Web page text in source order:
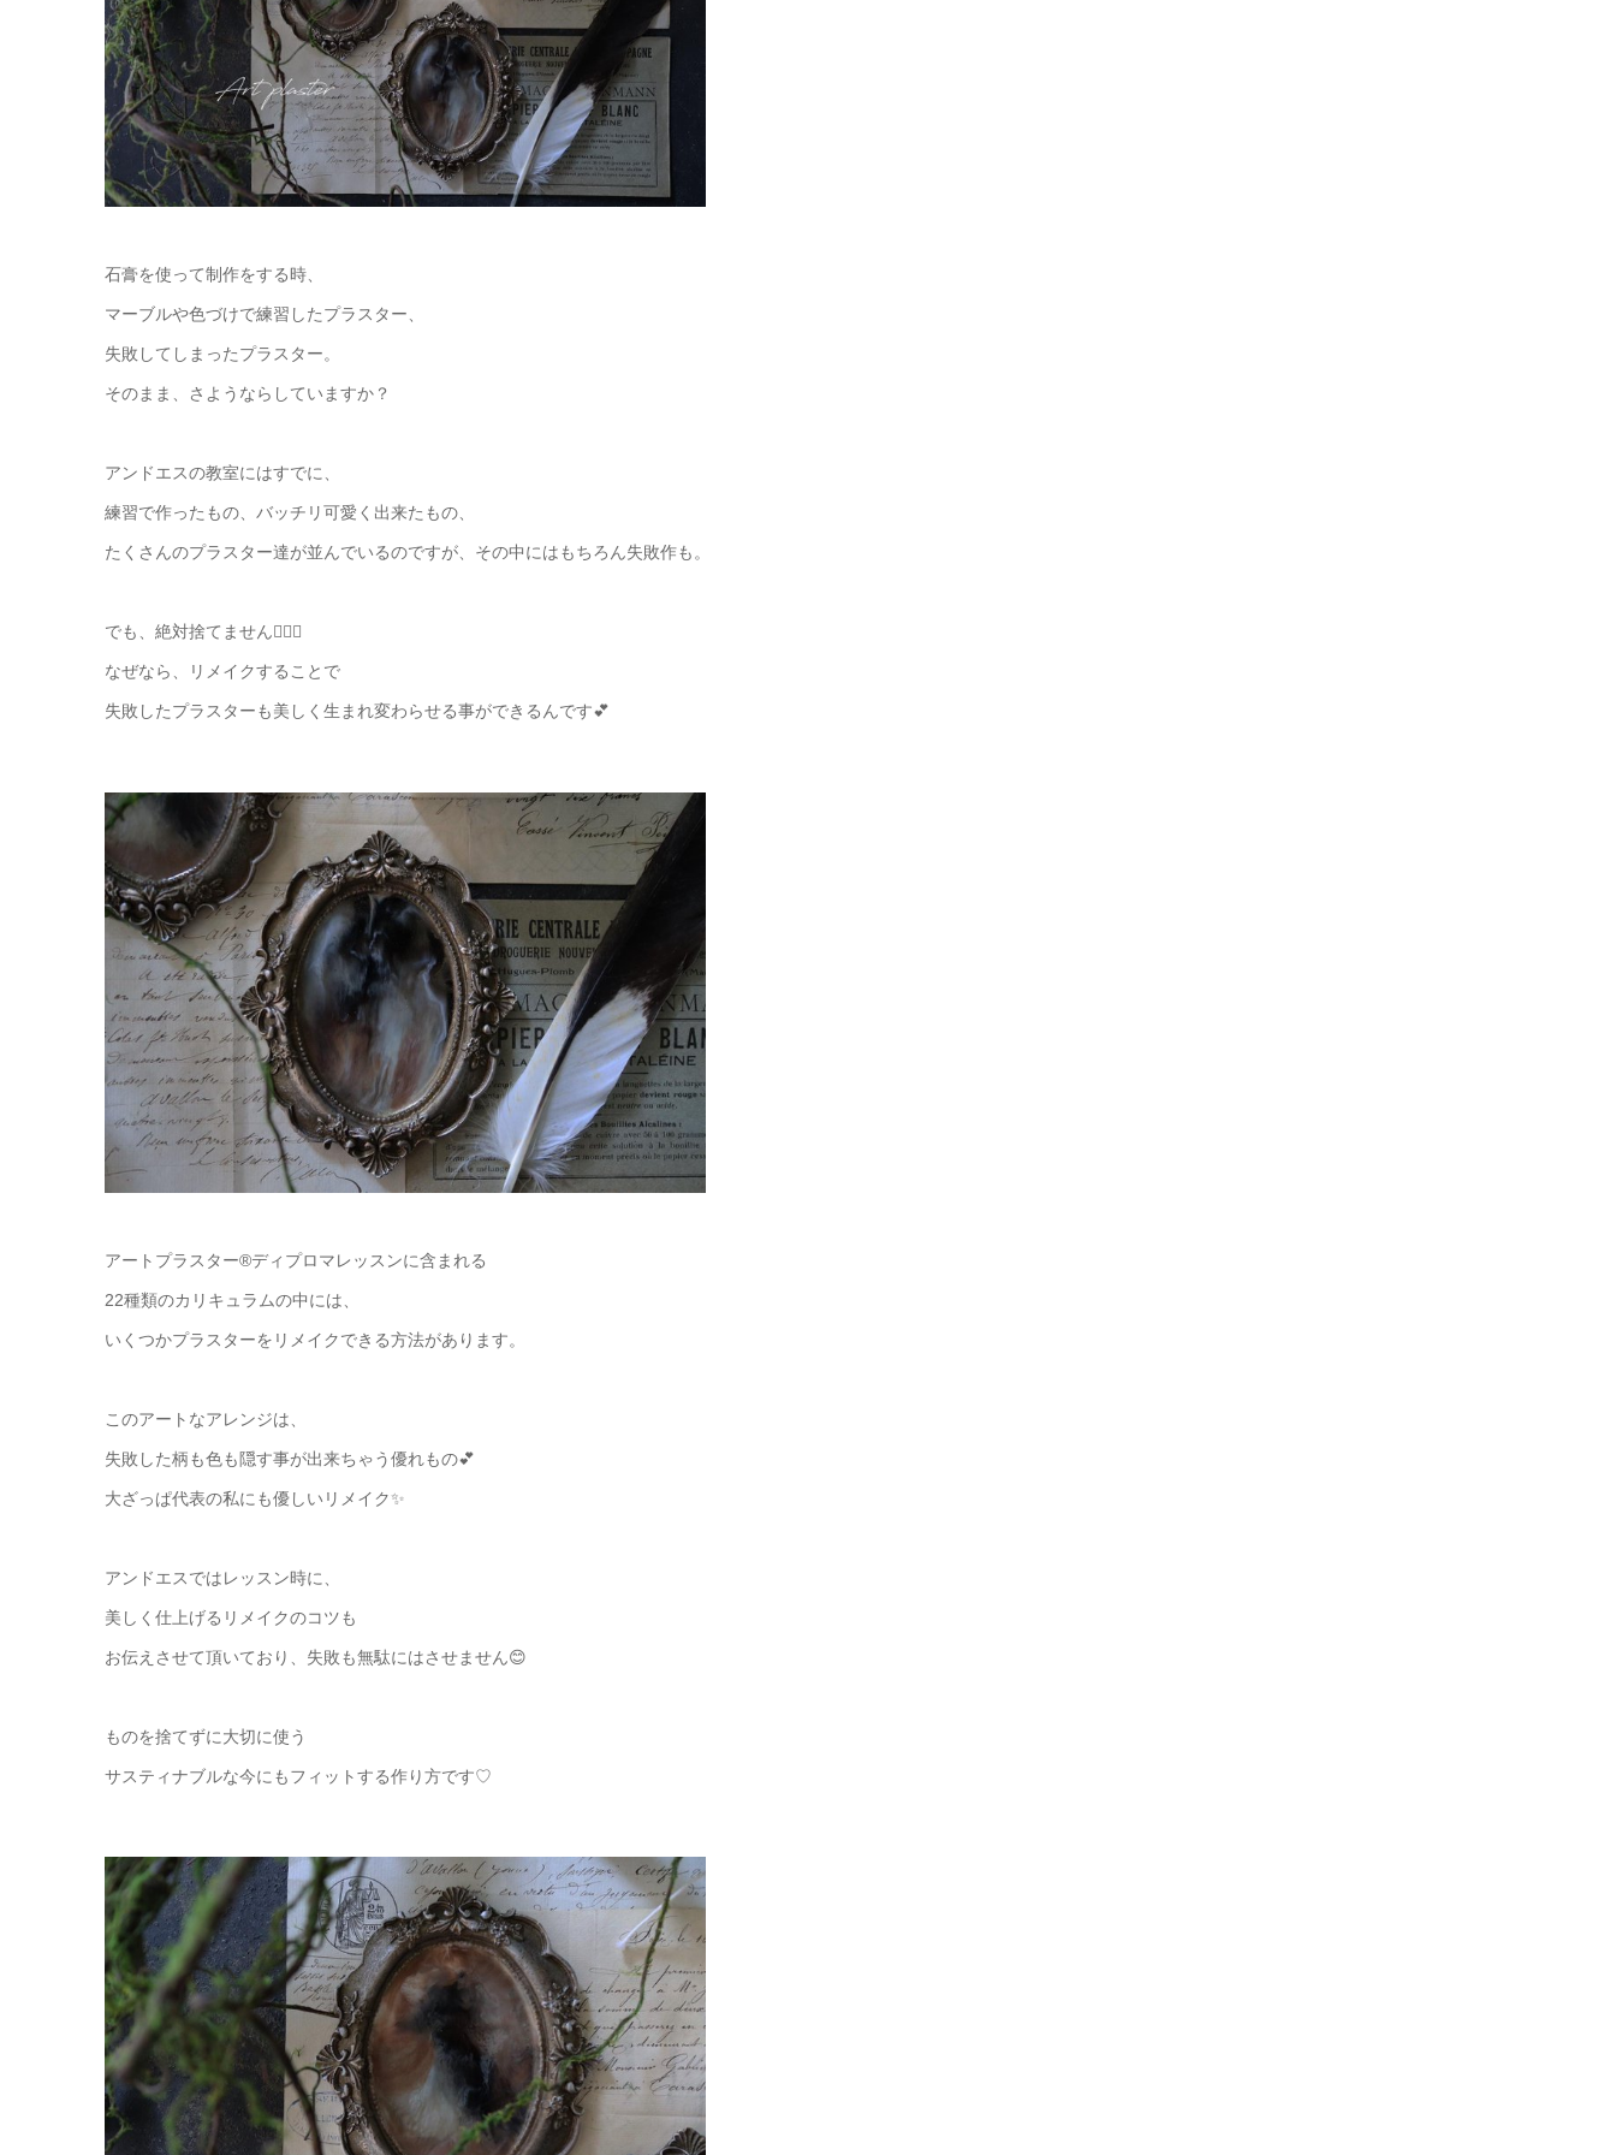
石膏を使って制作をする時、
マーブルや色づけで練習したプラスター、
失敗してしまったプラスター。
そのまま、さようならしていますか？
アンドエスの教室にはすでに、
練習で作ったもの、バッチリ可愛く出来たもの、
たくさんのプラスター達が並んでいるのですが、その中にはもちろん失敗作も。
でも、絶対捨てません🙅🏻‍♀️
なぜなら、リメイクすることで
失敗したプラスターも美しく生まれ変わらせる事ができるんです💕
アートプラスター®ディプロマレッスンに含まれる
22種類のカリキュラムの中には、
いくつかプラスターをリメイクできる方法があります。
このアートなアレンジは、
失敗した柄も色も隠す事が出来ちゃう優れもの💕
大ざっぱ代表の私にも優しいリメイク✨
アンドエスではレッスン時に、
美しく仕上げるリメイクのコツも
お伝えさせて頂いており、失敗も無駄にはさせません😊
ものを捨てずに大切に使う
サスティナブルな今にもフィットする作り方です♡